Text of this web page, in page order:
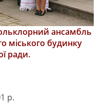
ансамбль
міського будинку
ради.
р.